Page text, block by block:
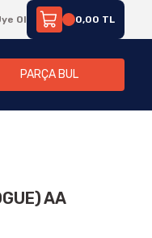
Ol 0,00 TL
PARÇA BUL
AA